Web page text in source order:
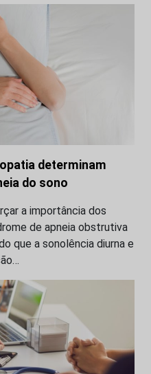
determinam
do sono
a importância dos
de apneia obstrutiva
que a sonolência diurna e